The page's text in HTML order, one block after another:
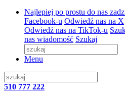
Najlepiej po prostu do nas
Facebook-u Odwiedź nas na X
Odwiedź nas na TikTok-u
nas wiadomość Szukaj
Menu
510 777 222